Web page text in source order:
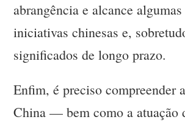
abrangência e alcance algumas
iniciativas chinesas e,
significados de longo prazo.
Enfim, é preciso compreender
China — bem como a